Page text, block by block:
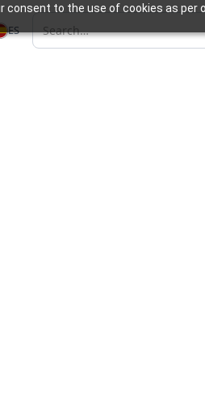
consent to the use of cookies as per
ES